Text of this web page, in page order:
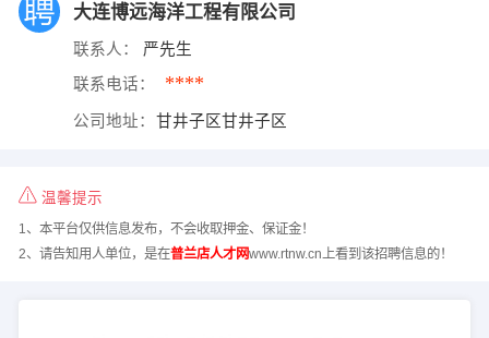
大连博远海洋工程有限公司
联系人： 严先生
联系电话： ****
公司地址： 甘井子区甘井子区
温馨提示
1、本平台仅供信息发布，不会收取押金、保证金！
2、请告知用人单位，是在普兰店人才网www.rtnw.cn上看到该招聘信息的！